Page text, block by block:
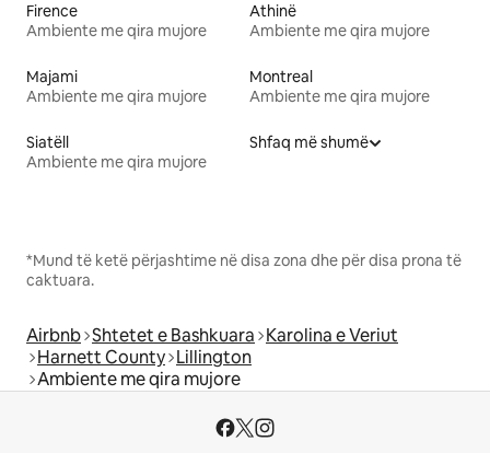
Firence
Ambiente me qira mujore
Athinë
Ambiente me qira mujore
Majami
Ambiente me qira mujore
Montreal
Ambiente me qira mujore
Siatëll
Ambiente me qira mujore
Shfaq më shumë
*Mund të ketë përjashtime në disa zona dhe për disa prona të
caktuara.
Airbnb Shtetet e Bashkuara Karolina e Veriut
Harnett County Lillington
Ambiente me qira mujore